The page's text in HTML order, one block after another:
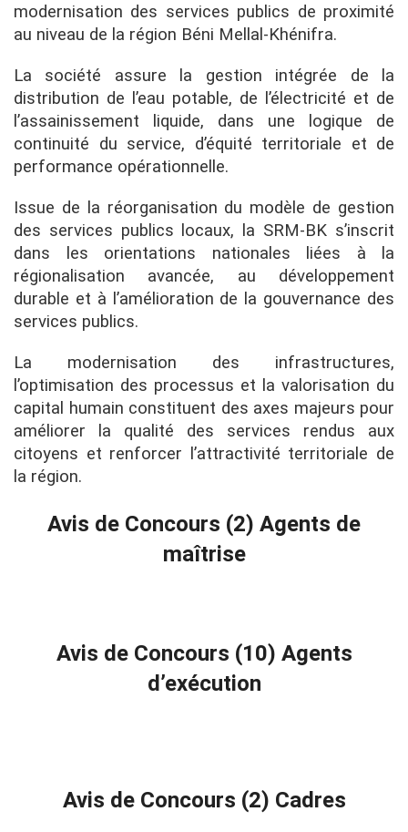
modernisation des services publics de proximité
au niveau de la région Béni Mellal-Khénifra.
La société assure la gestion intégrée de la
distribution de l’eau potable, de l’électricité et de
l’assainissement liquide, dans une logique de
continuité du service, d’équité territoriale et de
performance opérationnelle.
Issue de la réorganisation du modèle de gestion
des services publics locaux, la SRM-BK s’inscrit
dans les orientations nationales liées à la
régionalisation avancée, au développement
durable et à l’amélioration de la gouvernance des
services publics.
La modernisation des infrastructures,
l’optimisation des processus et la valorisation du
capital humain constituent des axes majeurs pour
améliorer la qualité des services rendus aux
citoyens et renforcer l’attractivité territoriale de
la région.
Avis de Concours (2) Agents de
maîtrise
Avis de Concours (10) Agents
d’exécution
Avis de Concours (2) Cadres